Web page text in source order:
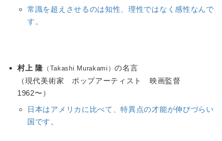
常識を超えさせるのは知性、理性ではなく感性なんで
す。
村上 隆 （Takashi Murakami）の名言
（現代美術家 ポップアーティスト 映画監督
1962〜）
日本はアメリカに比べて、特異点の才能が伸びづらい
国です。